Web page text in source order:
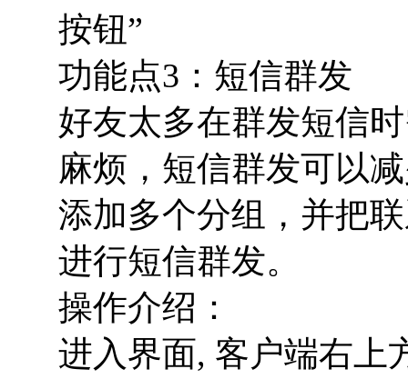
按钮”
功能点3：短信群发
好友太多在群发短信
麻烦，短信群发可以
添加多个分组，并把
进行短信群发。
操作介绍：
进入界面, 客户端右上